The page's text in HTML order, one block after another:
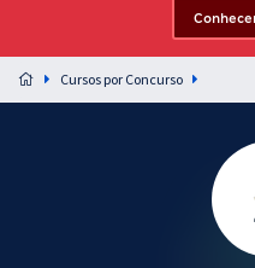
Preparação completa e intensiva
residências em saúde do Brasil
Cursos por Concurso